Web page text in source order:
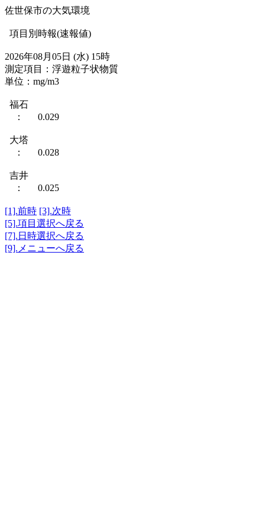
佐世保市の大気環境
項目別時報(速報値)
2026年08月05日 (水) 15時
測定項目：浮遊粒子状物質
単位：mg/m3
福石
： 0.029
大塔
： 0.028
吉井
： 0.025
[1].前時 [3].次時
[5].項目選択へ戻る
[7].日時選択へ戻る
[9].メニューへ戻る